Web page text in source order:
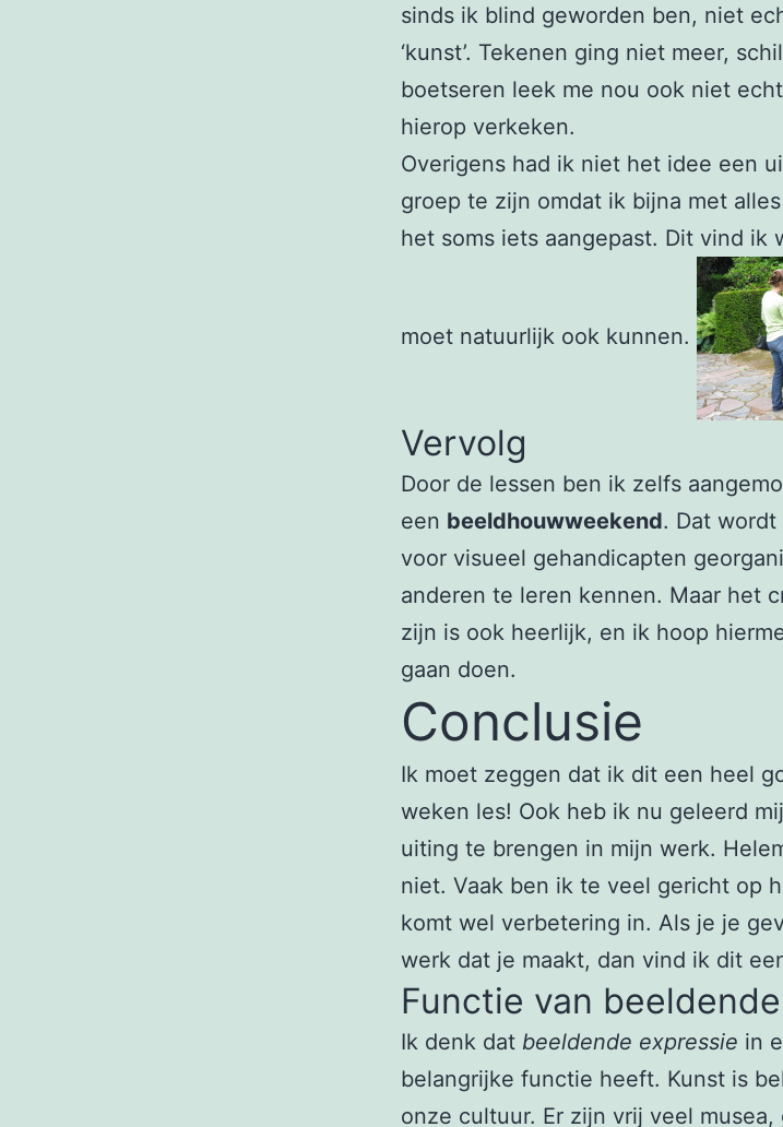
sinds ik blind geworden ben, niet
‘kunst’. Tekenen ging niet meer,
boetseren leek me nou ook niet
hierop verkeken.
Overigens had ik niet het idee een
groep te zijn omdat ik bijna met
het soms iets aangepast. Dit vind ik
moet natuurlijk ook kunnen.
Vervolg
Door de lessen ben ik zelfs
een beeldhouwweekend. Dat wordt
voor visueel gehandicapten
anderen te leren kennen. Maar het
zijn is ook heerlijk, en ik hoop
gaan doen.
Conclusie
Ik moet zeggen dat ik dit een heel
weken les! Ook heb ik nu geleerd
uiting te brengen in mijn werk.
niet. Vaak ben ik te veel gericht op
komt wel verbetering in. Als je je
werk dat je maakt, dan vind ik dit
Functie van
Ik denk dat beeldende expressie in
belangrijke functie heeft. Kunst is
onze cultuur. Er zijn vrij veel musea,